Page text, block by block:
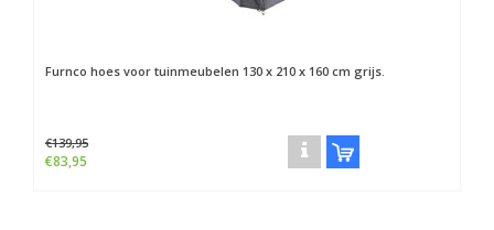
Furnco hoes voor tuinmeubelen 130 x 210 x 160 cm grijs.
€139,95
€83,95